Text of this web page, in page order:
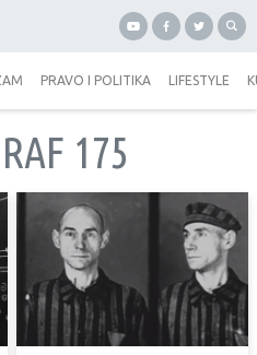
PRAVO I POLITIKA LIFESTYLE
175